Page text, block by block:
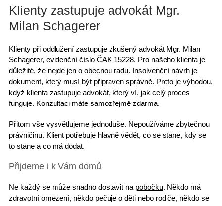
Klienty zastupuje advokát Mgr.
Milan Schagerer
Klienty při oddlužení zastupujezkušený advokátMgr. Milan
Schagerer, evidenční číslo ČAK 15228. Pro našeho klienta je
důležité, že nejde jen o obecnou radu. Insolvenční návrhje
dokument, který musí být připraven správně. Proto je výhodou,
když klienta zastupuje advokát, který ví, jak celý proces
funguje. Konzultaci máte samozřejmě zdarma.
Přitom vše vysvětlujeme jednoduše. Nepoužíváme zbytečnou
právničinu. Klient potřebuje hlavně vědět, co se stane, kdy se
to stane a co má dodat.
Přijdeme i k Vám domů
Ne každý se může snadno dostavit na pobočku. Někdo má
zdravotní omezení, někdo pečuje o děti nebo rodiče, někdo se